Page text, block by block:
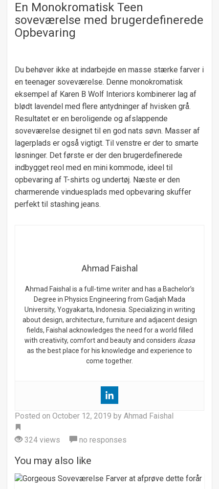
En Monokromatisk Teen
soveværelse med brugerdefinerede
Opbevaring
Du behøver ikke at indarbejde en masse stærke farver i
en teenager soveværelse. Denne monokromatisk
eksempel af Karen B Wolf Interiors kombinerer lag af
blødt lavendel med flere antydninger af hvisken grå.
Resultatet er en beroligende og afslappende
soveværelse designet til en god nats søvn. Masser af
lagerplads er også vigtigt. Til venstre er der to smarte
løsninger. Det første er der den brugerdefinerede
indbygget reol med en mini kommode, ideel til
opbevaring af T-shirts og undertøj. Næste er den
charmerende vinduesplads med opbevaring skuffer
perfekt til stashing jeans.
Ahmad Faishal
Ahmad Faishal is a full-time writer and has a Bachelor’s
Degree in Physics Engineering from Gadjah Mada
University, Yogyakarta, Indonesia. Specializing in writing
about design, architecture, furniture and adjacent design
fields, Faishal acknowledges the need for a world filled
with creativity, comfort and beauty and considers ilcasa
as the best place for his knowledge and experience to
come together.
Posted on October 12, 2019 by Ahmad Faishal
324 views
no responses
You may also like